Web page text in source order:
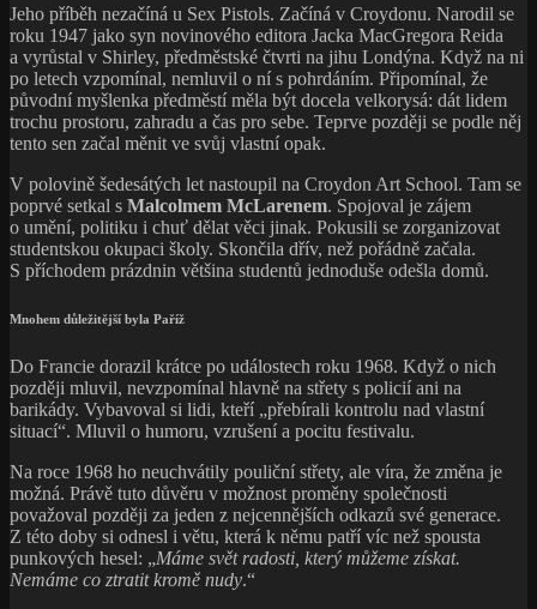
Jeho příběh nezačíná u Sex Pistols. Začíná v Croydonu. Narodil se
roku 1947 jako syn novinového editora Jacka MacGregora Reida
a vyrůstal v Shirley, předměstské čtvrti na jihu Londýna. Když na ni
po letech vzpomínal, nemluvil o ní s pohrdáním. Připomínal, že
původní myšlenka předměstí měla být docela velkorysá: dát lidem
trochu prostoru, zahradu a čas pro sebe. Teprve později se podle něj
tento sen začal měnit ve svůj vlastní opak.
V polovině šedesátých let nastoupil na Croydon Art School. Tam se
poprvé setkal s Malcolmem McLarenem. Spojoval je zájem
o umění, politiku i chuť dělat věci jinak. Pokusili se zorganizovat
studentskou okupaci školy. Skončila dřív, než pořádně začala.
S příchodem prázdnin většina studentů jednoduše odešla domů.
Mnohem důležitější byla Paříž
Do Francie dorazil krátce po událostech roku 1968. Když o nich
později mluvil, nevzpomínal hlavně na střety s policií ani na
barikády. Vybavoval si lidi, kteří „přebírali kontrolu nad vlastní
situací“. Mluvil o humoru, vzrušení a pocitu festivalu.
Na roce 1968 ho neuchvátily pouliční střety, ale víra, že změna je
možná. Právě tuto důvěru v možnost proměny společnosti
považoval později za jeden z nejcennějších odkazů své generace.
Z této doby si odnesl i větu, která k němu patří víc než spousta
punkových hesel: „Máme svět radosti, který můžeme získat.
Nemáme co ztratit kromě nudy.“